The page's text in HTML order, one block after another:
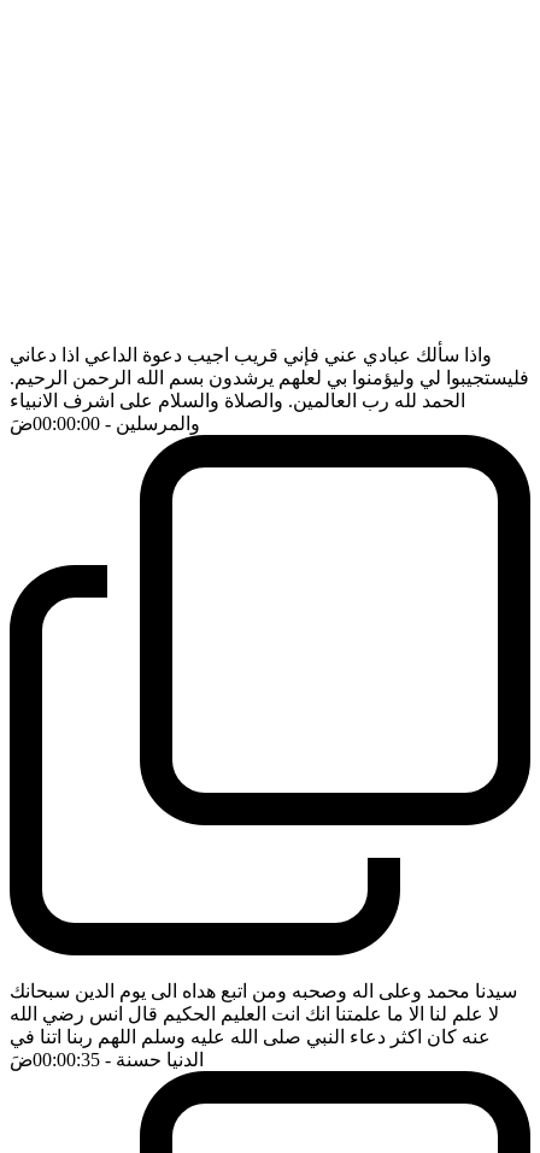
واذا سألك عبادي عني فإني قريب اجيب دعوة الداعي اذا دعاني
فليستجيبوا لي وليؤمنوا بي لعلهم يرشدون بسم الله الرحمن الرحيم.
الحمد لله رب العالمين. والصلاة والسلام على اشرف الانبياء
والمرسلين - 00:00:00 ضَ
سيدنا محمد وعلى اله وصحبه ومن اتبع هداه الى يوم الدين سبحانك
لا علم لنا الا ما علمتنا انك انت العليم الحكيم قال انس رضي الله
عنه كان اكثر دعاء النبي صلى الله عليه وسلم اللهم ربنا اتنا في
الدنيا حسنة - 00:00:35 ضَ